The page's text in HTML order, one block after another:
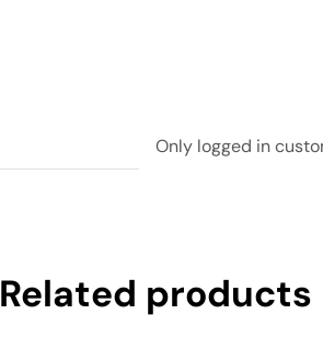
Only logged in
Related products